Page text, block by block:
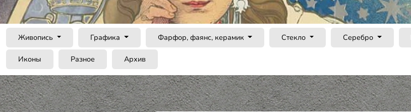
Живопись Графика Фарфор, фаянс, керамик Стекло Серебро
Иконы Разное Архив